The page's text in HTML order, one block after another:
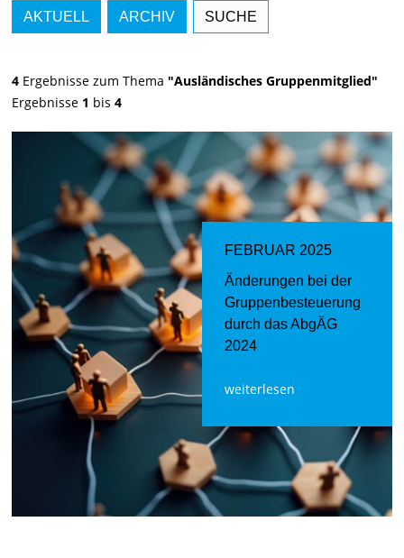
AKTUELL ARCHIV SUCHE
4 Ergebnisse zum Thema "Ausländisches Gruppenmitglied"
Ergebnisse 1 bis 4
FEBRUAR 2025
Änderungen bei der
Gruppenbesteuerung
durch das AbgÄG
2024
weiterlesen